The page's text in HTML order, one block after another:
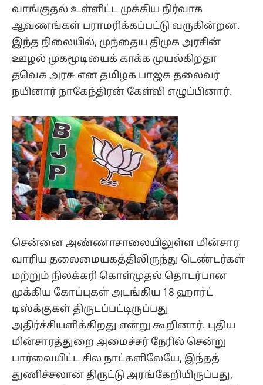
வாங்குதல் உள்ளிட்ட முக்கிய நிர்வாக
ஆவணங்கள் பராமரிக்கப்பட்டு வருகின்றன.
இந்த நிலையில், முந்தைய திமுக அரசின்
ஊழல் முகமூடியைக் காக்க முயல்கிறதா
தவெக அரசு என தமிழக பாஜக தலைவர்
நயினார் நாகேந்திரன் கேள்வி எழுப்பினார்.
சென்னை அண்ணாசாலையிலுள்ள மின்சார
வாரிய தலைமையகத்திலிருந்து டெண்டர்கள்
மற்றும் நிலக்கரி கொள்முதல் தொடர்பான
முக்கிய கோப்புகள் அடங்கிய 18 ஹார்ட்
டிஸ்க்குகள் திருடப்பட்டிருப்பது
அதிர்ச்சியளிக்கிறது என்று கூறினார். புதிய
மின்சாரத்துறை அமைச்சர் நேரில் சென்று
பார்வையிட்ட சில நாட்களிலேயே, இந்தத்
துணிச்சலான திருட்டு அரங்கேறியிருப்பது,